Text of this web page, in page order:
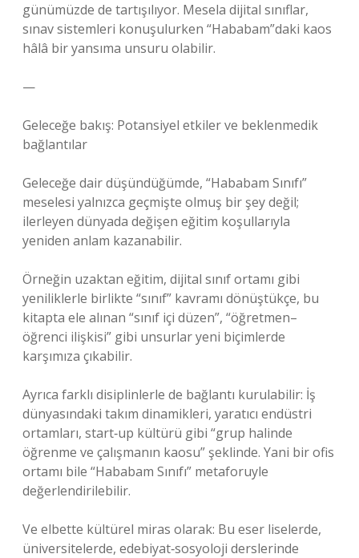
günümüzde de tartışılıyor. Mesela dijital sınıflar,
sınav sistemleri konuşulurken “Hababam”daki kaos
hâlâ bir yansıma unsuru olabilir.
—
Geleceğe bakış: Potansiyel etkiler ve beklenmedik
bağlantılar
Geleceğe dair düşündüğümde, “Hababam Sınıfı”
meselesi yalnızca geçmişte olmuş bir şey değil;
ilerleyen dünyada değişen eğitim koşullarıyla
yeniden anlam kazanabilir.
Örneğin uzaktan eğitim, dijital sınıf ortamı gibi
yeniliklerle birlikte “sınıf” kavramı dönüştükçe, bu
kitapta ele alınan “sınıf içi düzen”, “öğretmen–
öğrenci ilişkisi” gibi unsurlar yeni biçimlerde
karşımıza çıkabilir.
Ayrıca farklı disiplinlerle de bağlantı kurulabilir: İş
dünyasındaki takım dinamikleri, yaratıcı endüstri
ortamları, start‑up kültürü gibi “grup halinde
öğrenme ve çalışmanın kaosu” şeklinde. Yani bir ofis
ortamı bile “Hababam Sınıfı” metaforuyle
değerlendirilebilir.
Ve elbette kültürel miras olarak: Bu eser liselerde,
üniversitelerde, edebiyat‑sosyoloji derslerinde